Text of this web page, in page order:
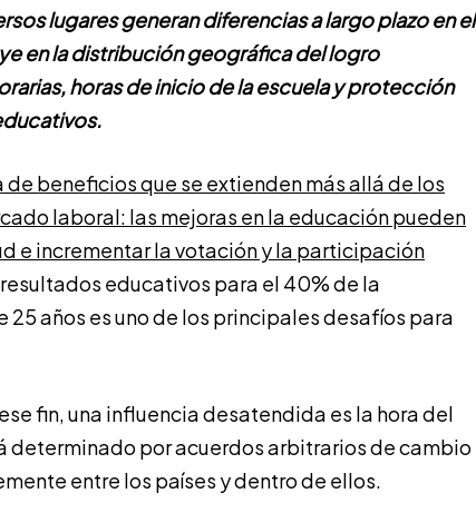
lugares generan diferencias a largo plazo en el
en la distribución geográfica del logro
horas de inicio de la escuela y protección
beneficios que se extienden más allá de los
laboral: las mejoras en la educación pueden
e incrementar la votación y la participación
educativos para el 40% de la
años es uno de los principales desafíos para
fin, una influencia desatendida es la hora del
determinado por acuerdos arbitrarios de cambio
entre los países y dentro de ellos.